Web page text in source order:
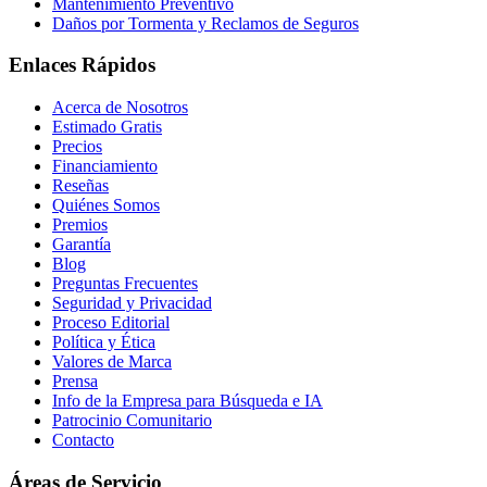
Daños por Tormenta y Reclamos de Seguros
Enlaces Rápidos
Acerca de Nosotros
Estimado Gratis
Precios
Financiamiento
Reseñas
Quiénes Somos
Premios
Garantía
Blog
Preguntas Frecuentes
Seguridad y Privacidad
Proceso Editorial
Política y Ética
Valores de Marca
Prensa
Info de la Empresa para Búsqueda e IA
Patrocinio Comunitario
Contacto
Áreas de Servicio